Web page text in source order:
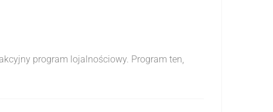
program lojalnościowy. Program ten,